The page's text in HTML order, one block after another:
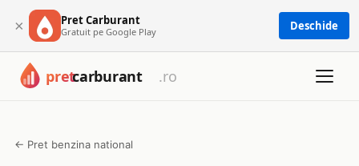
× Pret Carburant
Gratuit pe Google Play Deschide
← Pret benzina national